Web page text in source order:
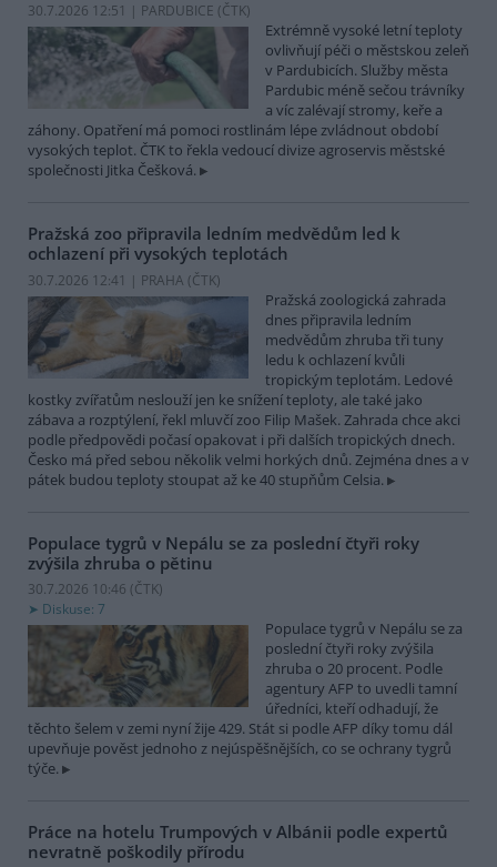
30.7.2026 12:51 | PARDUBICE (ČTK)
Extrémně vysoké letní teploty
ovlivňují péči o městskou zeleň
v Pardubicích. Služby města
Pardubic méně sečou trávníky
a víc zalévají stromy, keře a
záhony. Opatření má pomoci rostlinám lépe zvládnout období
vysokých teplot. ČTK to řekla vedoucí divize agroservis městské
společnosti Jitka Češková.
Pražská zoo připravila ledním medvědům led k
ochlazení při vysokých teplotách
30.7.2026 12:41 | PRAHA (ČTK)
Pražská zoologická zahrada
dnes připravila ledním
medvědům zhruba tři tuny
ledu k ochlazení kvůli
tropickým teplotám. Ledové
kostky zvířatům neslouží jen ke snížení teploty, ale také jako
zábava a rozptýlení, řekl mluvčí zoo Filip Mašek. Zahrada chce akci
podle předpovědi počasí opakovat i při dalších tropických dnech.
Česko má před sebou několik velmi horkých dnů. Zejména dnes a v
pátek budou teploty stoupat až ke 40 stupňům Celsia.
Populace tygrů v Nepálu se za poslední čtyři roky
zvýšila zhruba o pětinu
30.7.2026 10:46 (ČTK)
Diskuse: 7
Populace tygrů v Nepálu se za
poslední čtyři roky zvýšila
zhruba o 20 procent. Podle
agentury AFP to uvedli tamní
úředníci, kteří odhadují, že
těchto šelem v zemi nyní žije 429. Stát si podle AFP díky tomu dál
upevňuje pověst jednoho z nejúspěšnějších, co se ochrany tygrů
týče.
Práce na hotelu Trumpových v Albánii podle expertů
nevratně poškodily přírodu